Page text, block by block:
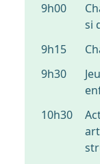
9h00
si
9h15
9h30
10h30